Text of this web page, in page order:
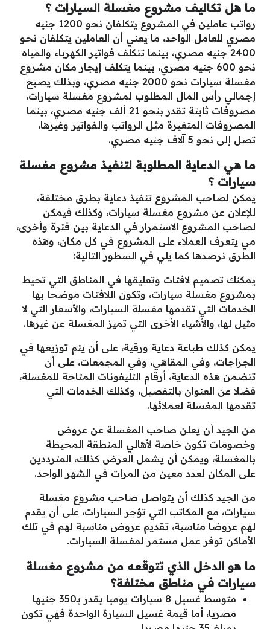
ما هل تكاليف مشروع مغسلة السيارات ؟
رواتب عاملين في المشروع يتكلفان نحو 1200 جنيه
مصري للعامل الواحد، ما يعني أن العاملين يتكلفان نحو
2400 جنيه مصري، بينما تتكلف فواتير الكهرباء والمياه
نحو 600 جنيه مصري، بينما يتكلف إيجار مكان مشروع
مغسلة سيارات نحو 2000 جنيه مصري، وبذلك يصبح
إجمالي رأس المال المطلوب لمشروع مغسلة سيارات،
مصروفات ثابتة تقدر بنحو 21 ألف جنيه مصري، بينما
المصروفات المتغيرة مثل الرواتب والفواتير وغيرها،
تصل إلى نحو 5 آلاف جنيه مصري.
ما هي الدعاية المطلوبة لتنفيذ مشروع مغسلة
سيارات ؟
يمكن لصاحب المشروع تنفيذ دعاية بطرق مختلفة،
للإعلان عن مشروع مغسلة سيارات، وكذلك فيمكن
لصاحب المشروع الاستمرار في الدعاية بين فترة وأخرى،
مي يتعرف العملاء على المشروع في كل مكان، وهذه
الطرق نرصدها كما يلي في السطور التالية:
يمكنك تصميم لافتات وتعليقها في المناطق التي تحيط
بمشروع مغسلة سيارات، وتكون اللافتات موضحا بها
الخدمات التي تقدمها مغسلة السيارات، والأسعار التي لا
مثيل لها، والأشياء الأخرى التي تميز المغسلة عن غيرها.
يمكن كذلك طباعة دعاية ورقية، على أن يتم توزيعها في
الجراجات، وفي المقاهي، وفي المجمعات، على أن
تتضمن هذه الدعاية، أرقام التليفونات المتاحة للمغسلة،
فضلا عن العنوان بالتفصيل، وكذلك الخدمات التي
تقدمها المغسلة لعملائها.
من الجيد أن يعلن صاحب المغسلة عن عروض
وخصومات تكون خاصة لأهالي المنطقة المحيطة
بالمغسلة، ويمكن أن يشمل العرض كذلك، المترددين
على المكان لعدد معين من المرات في الشهر الواحد.
من الجيد كذلك أن يتواصل صاحب مشروع مغسلة
سيارات، مع المكاتب التي تؤجر السيارات، على أن يقدم
لهم عروضا مناسبة، تقديم عروض مناسبة لهم في تلك
الأماكن توفر عمل مستمر لمغسلة السيارات.
ما هو الدخل الذي تتوقعه من مشروع مغسلة
سيارات في مناطق مختلفة؟
متوسط غسيل 8 سيارات يوميا يقدر بـ350 جنيها
مصريا، أما قيمة غسيل السيارة الواحدة فهي تكون